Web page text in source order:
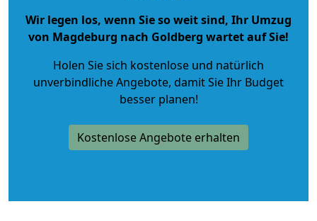
Wir legen los, wenn Sie so weit sind, Ihr Umzug
von Magdeburg nach Goldberg wartet auf Sie!
Holen Sie sich kostenlose und natürlich
unverbindliche Angebote, damit Sie Ihr Budget
besser planen!
Kostenlose Angebote erhalten